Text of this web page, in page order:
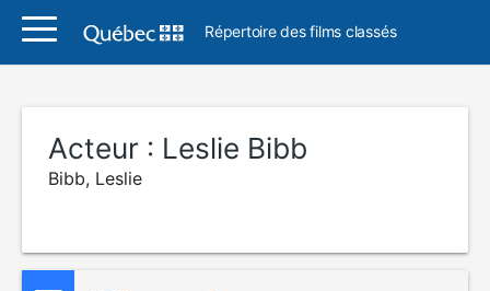
Répertoire des films classés
Acteur : Leslie Bibb
Bibb, Leslie